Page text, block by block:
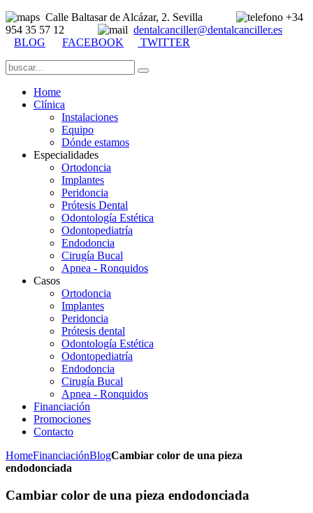
Calle Baltasar de Alcázar, 2. Sevilla
+34
954 35 57 12
dentalcanciller@dentalcanciller.es
BLOG
FACEBOOK TWITTER
Home
Clínica
Instalaciones
Equipo
Dónde estamos
Especialidades
Ortodoncia
Implantes
Peridoncia
Prótesis Dental
Odontología Estética
Odontopediatría
Endodoncia
Cirugía Bucal
Apnea - Ronquidos
Casos
Ortodoncia
Implantes
Peridoncia
Prótesis dental
Odontología Estética
Odontopediatría
Endodoncia
Cirugía Bucal
Apnea - Ronquidos
Financiación
Promociones
Contacto
HomeFinanciaciónBlogCambiar color de una pieza
endodonciada
Cambiar color de una pieza endodonciada